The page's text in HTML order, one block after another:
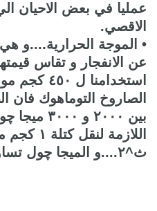
الاقصي.
• الموجة الحرارية....و هي
عن الانفجار و تقاس
استخدامنا
الصاروخ التوماهوك فان
بين ٢٠٠٠
ث^٢....و الميجا چول تساوي ١٠^٦ چول.